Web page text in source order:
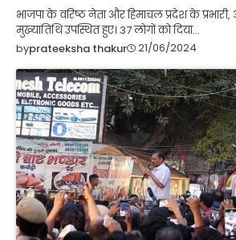
भाजपा के वरिष्ठ नेता और हिमाचल प्रदेश के
मुख्यातिथि उपस्थित हुए। 37 लोगों को दिया…
byprateeksha thakur 21/06/2024